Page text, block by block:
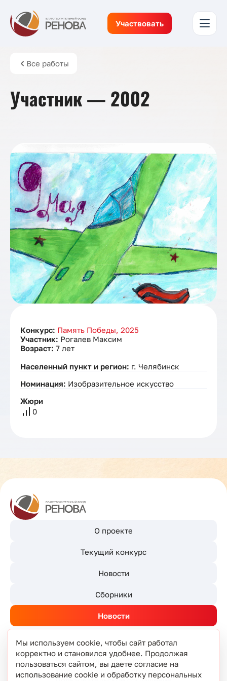
Участвовать
Все работы
Участник — 2002
Конкурс: Память Победы, 2025
Участник: Рогалев Максим
Возраст: 7 лет
Населенный пункт и регион: г. Челябинск
Номинация: Изобразительное искусство
Жюри
0
О проекте
Текущий конкурс
Новости
Сборники
Новости
© РЕНОВА 2026
Политика защиты и обработки
Мы используем cookie, чтобы сайт работал
корректно и становился удобнее. Продолжая
пользоваться сайтом, вы даете согласие на
использование cookie и обработку персональных